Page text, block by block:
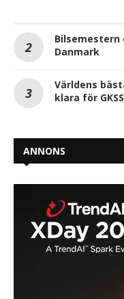
Bilsemestern
Danmark
Världens
klara för
ANNONS